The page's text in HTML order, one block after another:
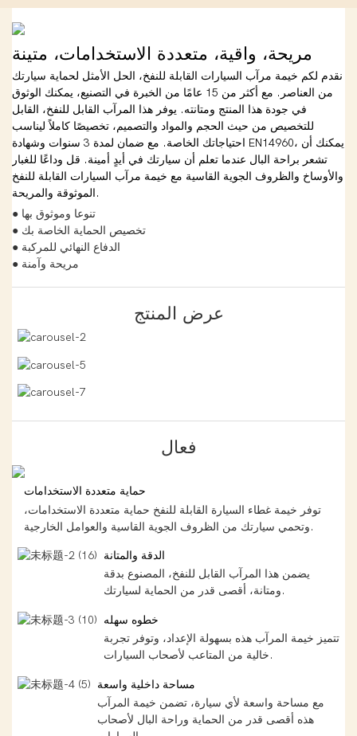
نقدم لكم خيمة مرآب السيارات القابلة للنفخ، الحل الأمثل لحماية سيارتك
من العناصر. مع أكثر من 15 عامًا من الخبرة في التصنيع، يمكنك الوثوق
في جودة هذا المنتج ومتانته. يوفر هذا المرآب القابل للنفخ، القابل
للتخصيص من حيث الحجم والمواد والتصميم، تخصيصًا كاملاً ليناسب
احتياجاتك الخاصة. مع ضمان لمدة 3 سنوات وشهادة EN14960، يمكنك أن
تشعر براحة البال عندما تعلم أن سيارتك في أيدٍ أمينة. قل وداعًا للغبار
والأوساخ والظروف الجوية القاسية مع خيمة مرآب السيارات القابلة للنفخ
الموثوقة والمريحة.
● تنوعا وموثوق بها
● تخصيص الحماية الخاصة بك
● الدفاع النهائي للمركبة
● مريحة وآمنة
عرض المنتج
فعال
حماية متعددة الاستخدامات
توفر خيمة غطاء السيارة القابلة للنفخ حماية متعددة الاستخدامات،
وتحمي سيارتك من الظروف الجوية القاسية والعوامل الخارجية.
الدقة والمتانة
يضمن هذا المرآب القابل للنفخ، المصنوع بدقة
ومتانة، أقصى قدر من الحماية لسيارتك.
خطوه سهله
تتميز خيمة المرآب هذه بسهولة الإعداد، وتوفر تجربة
خالية من المتاعب لأصحاب السيارات.
مساحة داخلية واسعة
مع مساحة واسعة لأي سيارة، تضمن خيمة المرآب
هذه أقصى قدر من الحماية وراحة البال لأصحاب